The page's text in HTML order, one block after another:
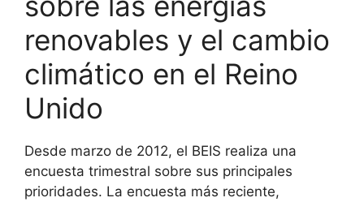
renovables y el cambio
climático en el Reino
Unido
Desde marzo de 2012, el BEIS realiza una
encuesta trimestral sobre sus principales
prioridades. La encuesta más reciente,